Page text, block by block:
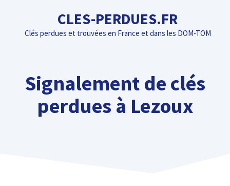
contenu
CLES-PERDUES.FR
Clés perdues et trouvées en France et dans les DOM-TOM
Signalement de clés
perdues à Lezoux